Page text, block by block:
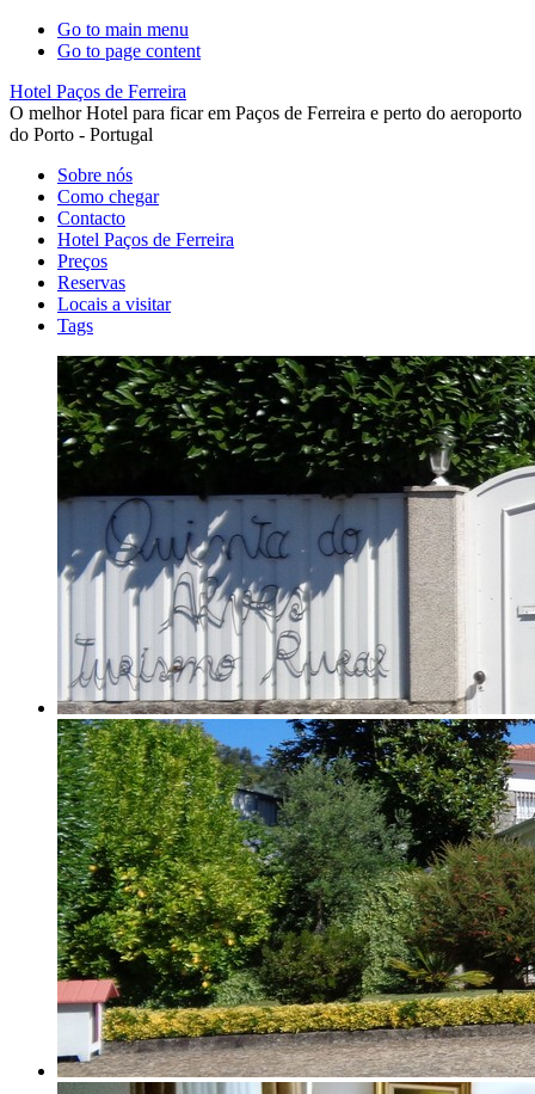
Go to main menu
Go to page content
Hotel Paços de Ferreira
O melhor Hotel para ficar em Paços de Ferreira e perto do aeroporto
do Porto - Portugal
Sobre nós
Como chegar
Contacto
Hotel Paços de Ferreira
Preços
Reservas
Locais a visitar
Tags